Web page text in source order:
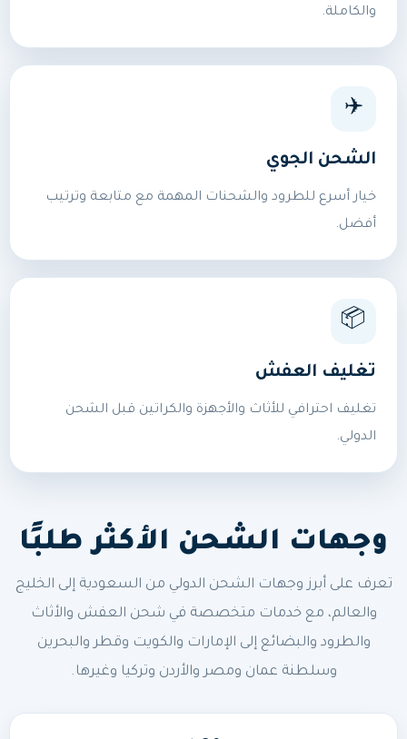
والكاملة.
✈️
الشحن الجوي
خيار أسرع للطرود والشحنات المهمة مع متابعة وترتيب
أفضل.
📦
تغليف العفش
تغليف احترافي للأثاث والأجهزة والكراتين قبل الشحن
الدولي.
وجهات الشحن الأكثر طلبًا
تعرف على أبرز وجهات الشحن الدولي من السعودية إلى الخليج
والعالم، مع خدمات متخصصة في شحن العفش والأثاث
والطرود والبضائع إلى الإمارات والكويت وقطر والبحرين
وسلطنة عمان ومصر والأردن وتركيا وغيرها.